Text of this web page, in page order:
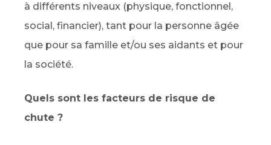
à différents niveaux (physique, fonctionnel,
social, financier), tant pour la personne âgée
que pour sa famille et/ou ses aidants et pour
la société.
Quels sont les facteurs de risque de
chute ?